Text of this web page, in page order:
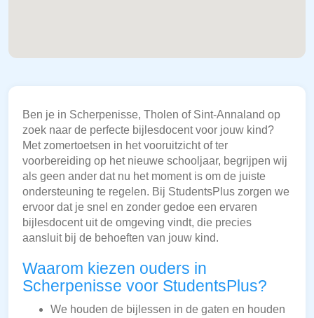
Ben je in Scherpenisse, Tholen of Sint-Annaland op
zoek naar de perfecte bijlesdocent voor jouw kind?
Met zomertoetsen in het vooruitzicht of ter
voorbereiding op het nieuwe schooljaar, begrijpen wij
als geen ander dat nu het moment is om de juiste
ondersteuning te regelen. Bij StudentsPlus zorgen we
ervoor dat je snel en zonder gedoe een ervaren
bijlesdocent uit de omgeving vindt, die precies
aansluit bij de behoeften van jouw kind.
Waarom kiezen ouders in
Scherpenisse voor StudentsPlus?
We houden de bijlessen in de gaten en houden